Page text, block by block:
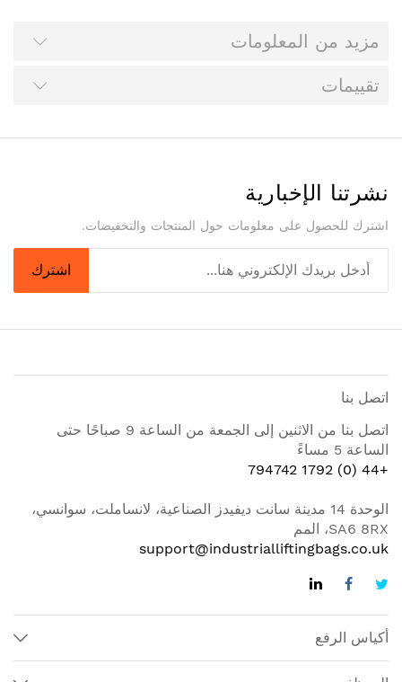
مزيد من المعلومات
تقييمات
نشرتنا الإخبارية
اشترك للحصول على معلومات حول المنتجات والتخفيضات.
اشترك
اتصل بنا
اتصل بنا من الاثنين إلى الجمعة من الساعة 9 صباحًا حتى
الساعة 5 مساءً
+44 (0) 1792 794742
الوحدة 14 مدينة سانت ديفيدز الصناعية، لانساملت، سوانسي،
SA6 8RX، المم
support@industrialliftingbags.co.uk
أكياس الرفع